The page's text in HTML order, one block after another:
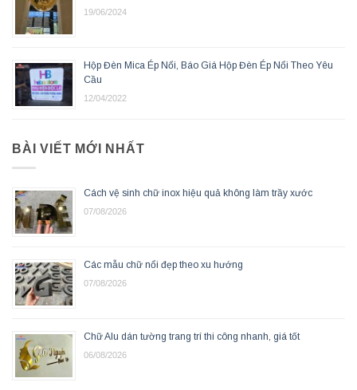
19/06/2024
Hộp Đèn Mica Ép Nổi, Báo Giá Hộp Đèn Ép Nổi Theo Yêu
Cầu
12/04/2022
BÀI VIẾT MỚI NHẤT
Cách vệ sinh chữ inox hiệu quả không làm trầy xước
07/08/2026
Các mẫu chữ nổi đẹp theo xu hướng
07/08/2026
Chữ Alu dán tường trang trí thi công nhanh, giá tốt
06/08/2026